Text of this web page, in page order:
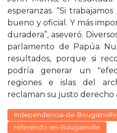
esperanzas. “Si
bueno y oficial. Y más
duradera”, aseveró.
parlamento de Papúa
resultados, porque si
podría generar un
regiones e islas del
reclaman su justo derecho
Independencia-de-Bougainville
referendo-en-Bougainville